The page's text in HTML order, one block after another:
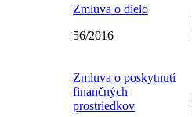
Zmluva o dielo
56/2016
Zmluva o poskytnutí
finančných
prostriedkov